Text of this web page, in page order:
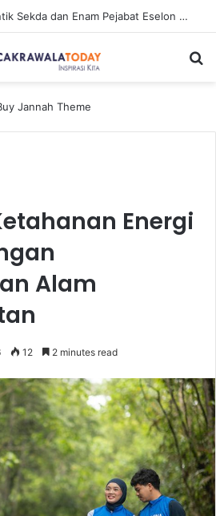
Wako Pekanbaru Lantik Sekda dan Enam Pejabat Eselon Lainnya
Energi
Alam
12 2 minutes read